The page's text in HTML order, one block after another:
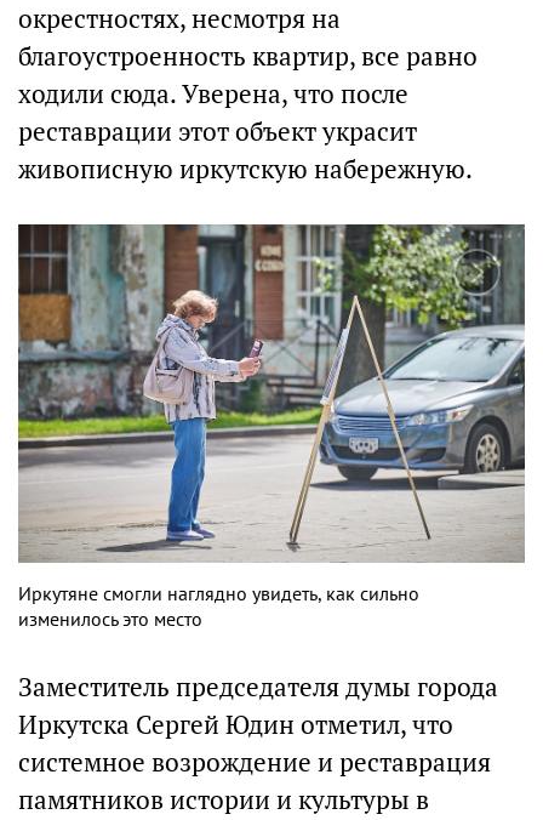
окрестностях, несмотря на
благоустроенность квартир, все равно
ходили сюда. Уверена, что после
реставрации этот объект украсит
живописную иркутскую набережную.
Иркутяне смогли наглядно увидеть, как сильно
изменилось это место
Заместитель председателя думы города
Иркутска Сергей Юдин отметил, что
системное возрождение и реставрация
памятников истории и культуры в